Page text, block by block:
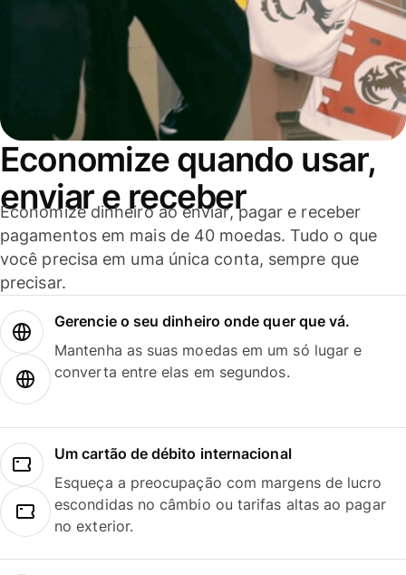
Economize quando usar,
enviar e receber
Economize dinheiro ao enviar, pagar e receber
pagamentos em mais de 40 moedas. Tudo o que
você precisa em uma única conta, sempre que
precisar.
Gerencie o seu dinheiro onde quer que vá.
Mantenha as suas moedas em um só lugar e
converta entre elas em segundos.
Um cartão de débito internacional
Esqueça a preocupação com margens de lucro
escondidas no câmbio ou tarifas altas ao pagar
no exterior.